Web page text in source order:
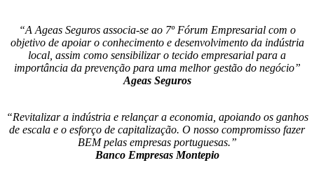
“A Ageas Seguros associa-se ao 7º Fórum Empresarial com o
objetivo de apoiar o conhecimento e desenvolvimento da indústria
local, assim como sensibilizar o tecido empresarial para a
importância da prevenção para uma melhor gestão do negócio”
Ageas Seguros
“Revitalizar a indústria e relançar a economia, apoiando os ganhos
de escala e o esforço de capitalização. O nosso compromisso fazer
BEM pelas empresas portuguesas.”
Banco Empresas Montepio